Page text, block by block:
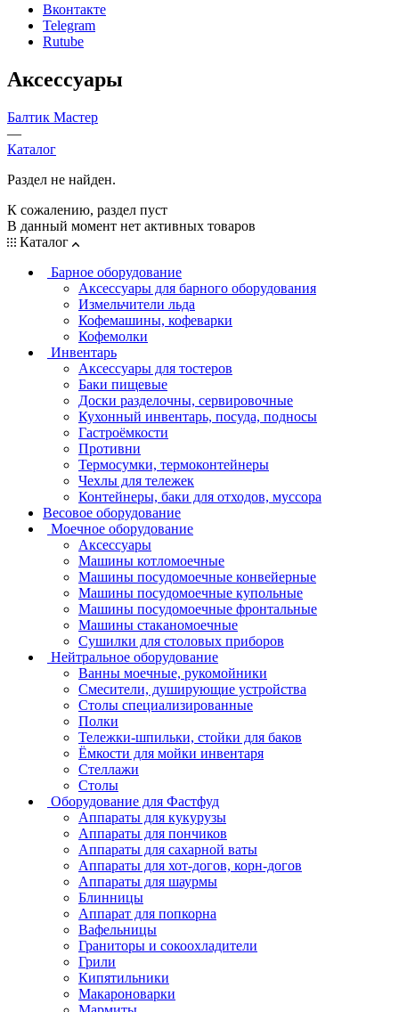
Вконтакте
Telegram
Rutube
Аксессуары
Балтик Мастер
—
Каталог
Раздел не найден.
К сожалению, раздел пуст
В данный момент нет активных товаров
Каталог
Барное оборудование
Аксессуары для барного оборудования
Измельчители льда
Кофемашины, кофеварки
Кофемолки
Инвентарь
Аксессуары для тостеров
Баки пищевые
Доски разделочны, сервировочные
Кухонный инвентарь, посуда, подносы
Гастроёмкости
Противни
Термосумки, термоконтейнеры
Чехлы для тележек
Контейнеры, баки для отходов, муссора
Весовое оборудование
Моечное оборудование
Аксессуары
Машины котломоечные
Машины посудомоечные конвейерные
Машины посудомоечные купольные
Машины посудомоечные фронтальные
Машины стаканомоечные
Сушилки для столовых приборов
Нейтральное оборудование
Ванны моечные, рукомойники
Смесители, душирующие устройства
Столы специализированные
Полки
Тележки-шпильки, стойки для баков
Ёмкости для мойки инвентаря
Стеллажи
Столы
Оборудование для Фастфуд
Аппараты для кукурузы
Аппараты для пончиков
Аппараты для сахарной ваты
Аппараты для хот-догов, корн-догов
Аппараты для шаурмы
Блинницы
Аппарат для попкорна
Вафельницы
Граниторы и сокоохладители
Грили
Кипятильники
Макароноварки